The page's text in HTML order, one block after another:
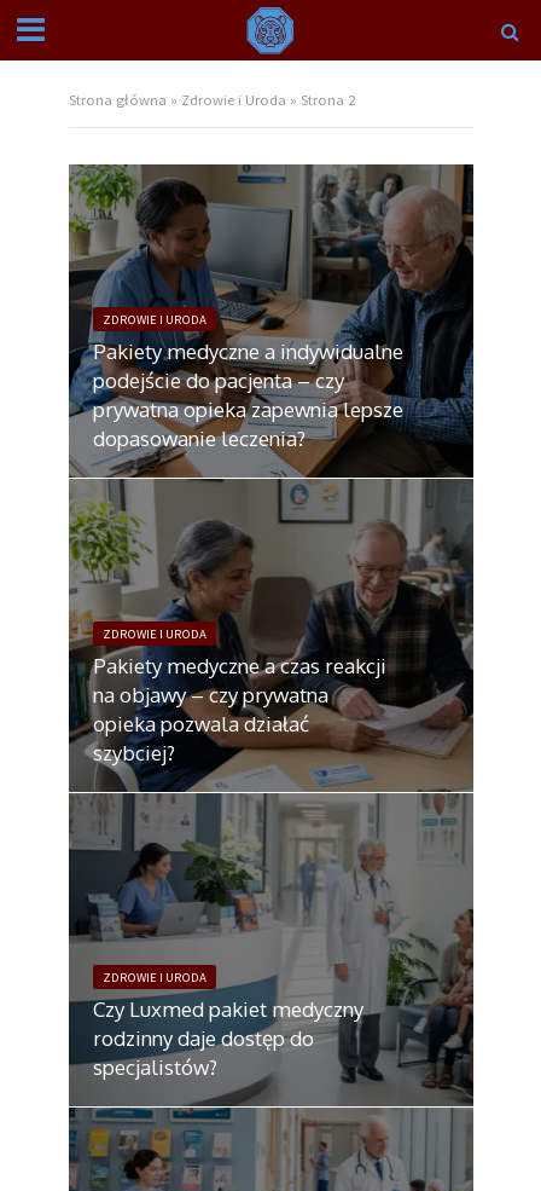
Strona główna » Zdrowie i Uroda » Strona 2
ZDROWIE I URODA
Pakiety medyczne a indywidualne
podejście do pacjenta – czy
prywatna opieka zapewnia lepsze
dopasowanie leczenia?
ZDROWIE I URODA
Pakiety medyczne a czas reakcji
na objawy – czy prywatna
opieka pozwala działać
szybciej?
ZDROWIE I URODA
Czy Luxmed pakiet medyczny
rodzinny daje dostęp do
specjalistów?